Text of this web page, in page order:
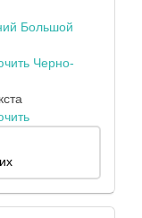
Большой
Черно-